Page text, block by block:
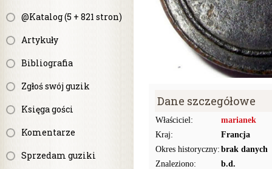
@Katalog (5 + 821 stron)
Artykuły
Bibliografia
Zgłoś swój guzik
Księga gości
Komentarze
Sprzedam guziki
Dane szczegółowe
Właściciel:
marianek
Kraj:
Francja
Okres historyczny: brak danych
Znaleziono:
b.d.